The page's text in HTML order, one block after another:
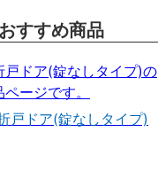
すすめ商品
戸ドア(錠なしタイプ)